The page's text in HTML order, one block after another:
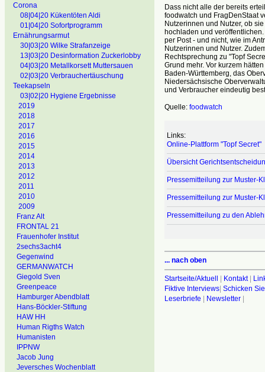
Corona
08|04|20 Kükentöten Aldi
01|04|20 Sofortprogramm
Ernährungsarmut
30|03|20 Wilke Strafanzeige
13|03|20 Desinformation Zuckerlobby
04|03|20 Metallkorsett Muttersauen
02|03|20 Verbrauchertäuschung
Teekapseln
03|02|20 Hygiene Ergebnisse
2019
2018
2017
2016
2015
2014
2013
2012
2011
2010
2009
Franz Alt
FRONTAL 21
Frauenhofer Institut
2sechs3acht4
Gegenwind
GERMANWATCH
Giegold Sven
Greenpeace
Hamburger Abendblatt
Hans-Böckler-Stiftung
HAW HH
Human Rigths Watch
Humanisten
IPPNW
Jacob Jung
Jeversches Wochenblatt
Dass nicht alle der bereits
foodwatch und FragDenStaat
Nutzerinnen und Nutzer, ob
hochladen und
per Post - und nicht, wie im
Nutzerinnen und Nutzer.
Rechtsprechung zu "Topf
Grund mehr. Vor kurzem
Baden-Württemberg, das
Niedersächsische
und Verbraucher eindeutig
Quelle: foodwatch
Links:
Online-Plattform "Topf Secret"
Übersicht
Pressemitteilung zur Muster-
Pressemitteilung zur Muster-
Pressemitteilung zu den
... nach oben
Startseite/Aktuell | Kontakt|
Fiktive Interviews| Schicken
Leserbriefe | Newsletter|